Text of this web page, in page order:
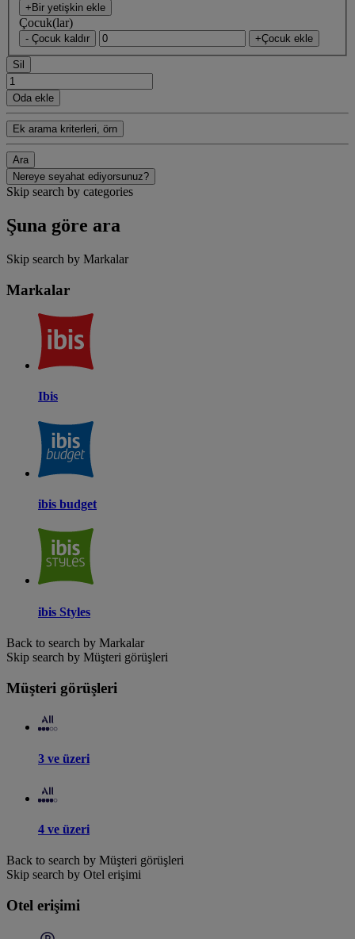
+Bir yetişkin ekle
Çocuk(lar)
- Çocuk kaldır +Çocuk ekle
Sil
Oda ekle
Ek arama kriterleri, örn
Ara
Nereye seyahat ediyorsunuz?
Skip search by categories
Şuna göre ara
Skip search by Markalar
Markalar
Ibis
ibis budget
ibis Styles
Back to search by Markalar
Skip search by Müşteri görüşleri
Müşteri görüşleri
3 ve üzeri
4 ve üzeri
Back to search by Müşteri görüşleri
Skip search by Otel erişimi
Otel erişimi